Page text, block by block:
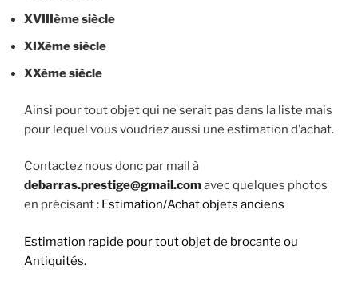
XVIIIème siècle
XIXème siècle
XXème siècle
Ainsi pour tout objet qui ne serait pas dans la liste mais
pour lequel vous voudriez aussi une estimation d’achat.
Contactez nous donc par mail à
debarras.prestige@gmail.comavec quelques photos
en précisant : Estimation/Achat objets anciens
Estimation rapide pour tout objet de brocante ou
Antiquités.